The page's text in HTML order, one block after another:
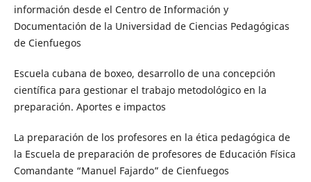
información desde el Centro de Información y
Documentación de la Universidad de Ciencias Pedagógicas
de Cienfuegos
Escuela cubana de boxeo, desarrollo de una concepción
científica para gestionar el trabajo metodológico en la
preparación. Aportes e impactos
La preparación de los profesores en la ética pedagógica de
la Escuela de preparación de profesores de Educación Física
Comandante “Manuel Fajardo” de Cienfuegos